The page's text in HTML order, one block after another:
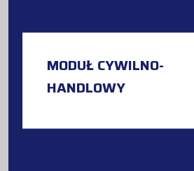
MODUŁ CYWILNO-
HANDLOWY